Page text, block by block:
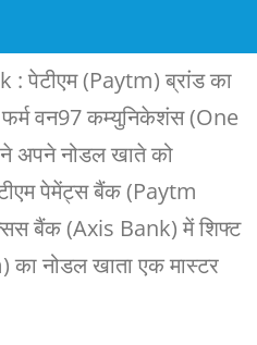
पेटीएम (Paytm) ब्रांड का
वन97 कम्युनिकेशंस (One
अपने नोडल खाते को
पेमेंट्स बैंक (Paytm
बैंक (Axis Bank) में शिफ्ट
का नोडल खाता एक मास्टर